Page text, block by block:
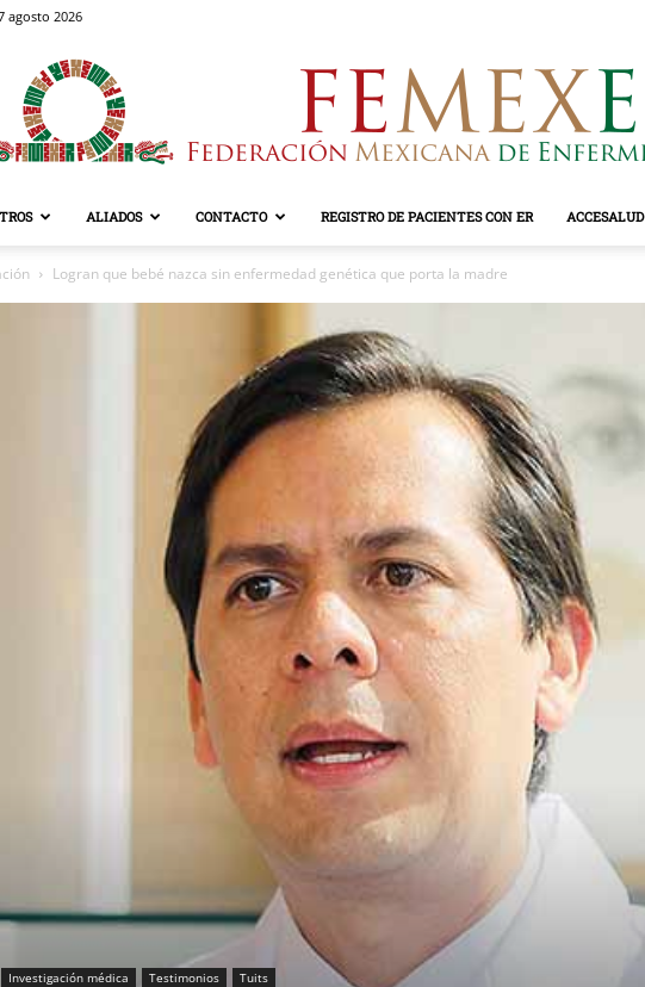
agosto 2026
ALIADOS CONTACTO REGISTRO DE PACIENTES CON ER ACCESALUD
Logran que bebé nazca sin enfermedad genética que porta la madre
Investigación médica Testimonios Tuits